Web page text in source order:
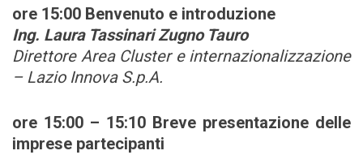
ore 15:00 Benvenuto e introduzione
Ing. Laura Tassinari Zugno Tauro
Direttore Area Cluster e internazionalizzazione
– Lazio Innova S.p.A.
ore 15:00 – 15:10 Breve presentazione delle
imprese partecipanti